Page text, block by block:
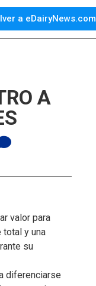
a eDairyNews.com
A
valor para
total y una
su
diferenciarse